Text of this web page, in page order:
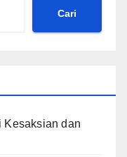
Cari
Kesaksian dan